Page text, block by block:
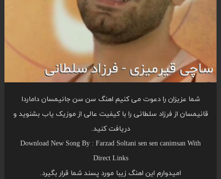
شما عزیزان را دعوت می کنیم اهنگ سن سن جانیمسان داماردا
قانیمسان از فرزاد سلطانی را با کیفیت عالی از موزیک یاب بشنوید و
دریافت کنید.
Download New Song By : Farzad Soltani sen sen canimsan With
Direct Links
امیدوارم این اهنگ زیبا مورد پسند شما قرار بگیرد.